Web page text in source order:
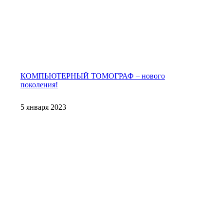
5 января 2023
КОМПЬЮТЕРНЫЙ ТОМОГРАФ – нового
поколения!